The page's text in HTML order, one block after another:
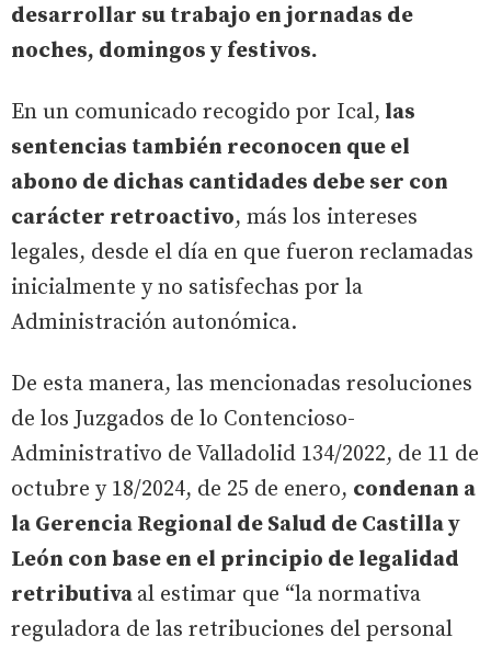
desarrollar su trabajo en jornadas de
noches, domingos y festivos.
En un comunicado recogido por Ical, las
sentencias también reconocen que el
abono de dichas cantidades debe ser con
carácter retroactivo, más los intereses
legales, desde el día en que fueron reclamadas
inicialmente y no satisfechas por la
Administración autonómica.
De esta manera, las mencionadas resoluciones
de los Juzgados de lo Contencioso-
Administrativo de Valladolid 134/2022, de 11 de
octubre y 18/2024, de 25 de enero, condenan a
la Gerencia Regional de Salud de Castilla y
León con base en el principio de legalidad
retributivaal estimar que “la normativa
reguladora de las retribuciones del personal